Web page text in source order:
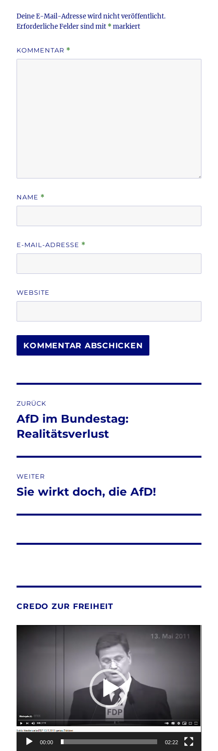
Deine E-Mail-Adresse wird nicht veröffentlicht.
Erforderliche Felder sind mit *markiert
KOMMENTAR *
NAME *
E-MAIL-ADRESSE *
WEBSITE
ZURÜCK
Vorheriger
Beitrag:
AfD im Bundestag:
Realitätsverlust
WEITER
Nächster
Sie wirkt doch, die AfD!
CREDO ZUR FREIHEIT
00:00 02:22